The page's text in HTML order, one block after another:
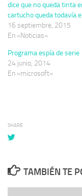
dice que no queda tinta
cartucho queda todavía
16 septiembre, 2015
En «Noticias»
Programa espía de serie
24 junio, 2014
En «microsoft»
SHARE
TAMBIÉN TE